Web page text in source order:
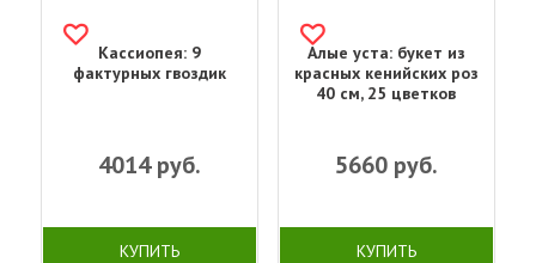
Кассиопея: 9
фактурных гвоздик
4014руб.
КУПИТЬ
Алые уста: букет из
красных кенийских роз
40 см, 25 цветков
5660руб.
КУПИТЬ